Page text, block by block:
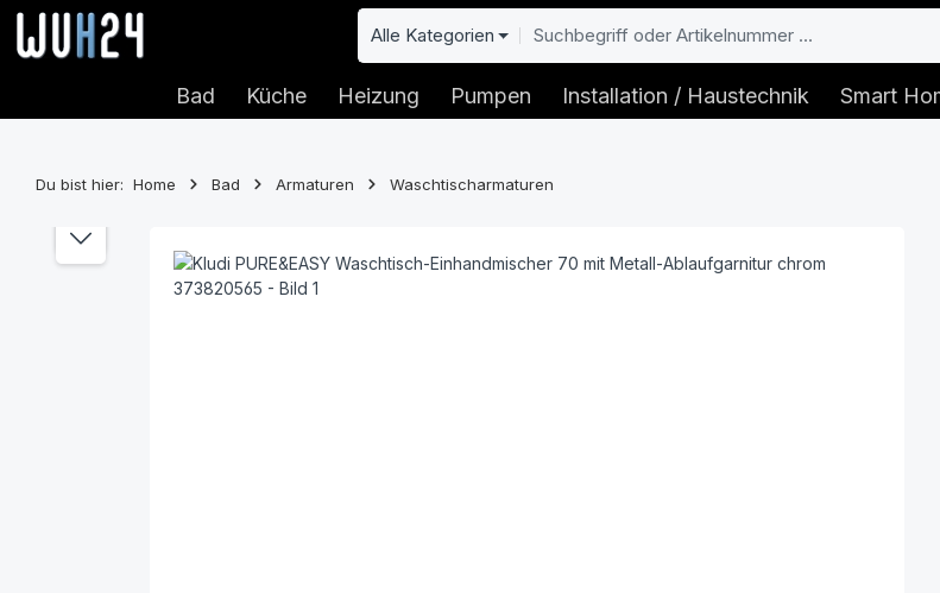
Hauptinhalt springen
Zur Suche springen
Zur Hauptnavigation springen Alle Kategorien
Bad Küche Heizung Pumpen Installation / Haustechnik Smart
Du bist hier: Home Bad Armaturen Waschtischarmaturen
Bildergalerie überspringen